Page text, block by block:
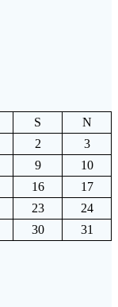
S
N
2
3
9
10
16
17
23
24
30
31